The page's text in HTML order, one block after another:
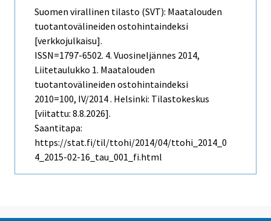
Suomen virallinen tilasto (SVT): Maatalouden
tuotantovälineiden ostohintaindeksi
[verkkojulkaisu].
ISSN=1797-6502. 4. Vuosineljännes 2014,
Liitetaulukko 1. Maatalouden
tuotantovälineiden ostohintaindeksi
2010=100, IV/2014 . Helsinki: Tilastokeskus
[viitattu: 8.8.2026].
Saantitapa:
https://stat.fi/til/ttohi/2014/04/ttohi_2014_0
4_2015-02-16_tau_001_fi.html